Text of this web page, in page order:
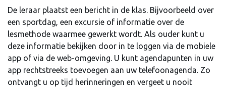
De leraar plaatst een bericht in de klas. Bijvoorbeeld over
een sportdag, een excursie of informatie over de
lesmethode waarmee gewerkt wordt. Als ouder kunt u
deze informatie bekijken door in te loggen via de mobiele
app of via de web-omgeving. U kunt agendapunten in uw
app rechtstreeks toevoegen aan uw telefoonagenda. Zo
ontvangt u op tijd herinneringen en vergeet u nooit